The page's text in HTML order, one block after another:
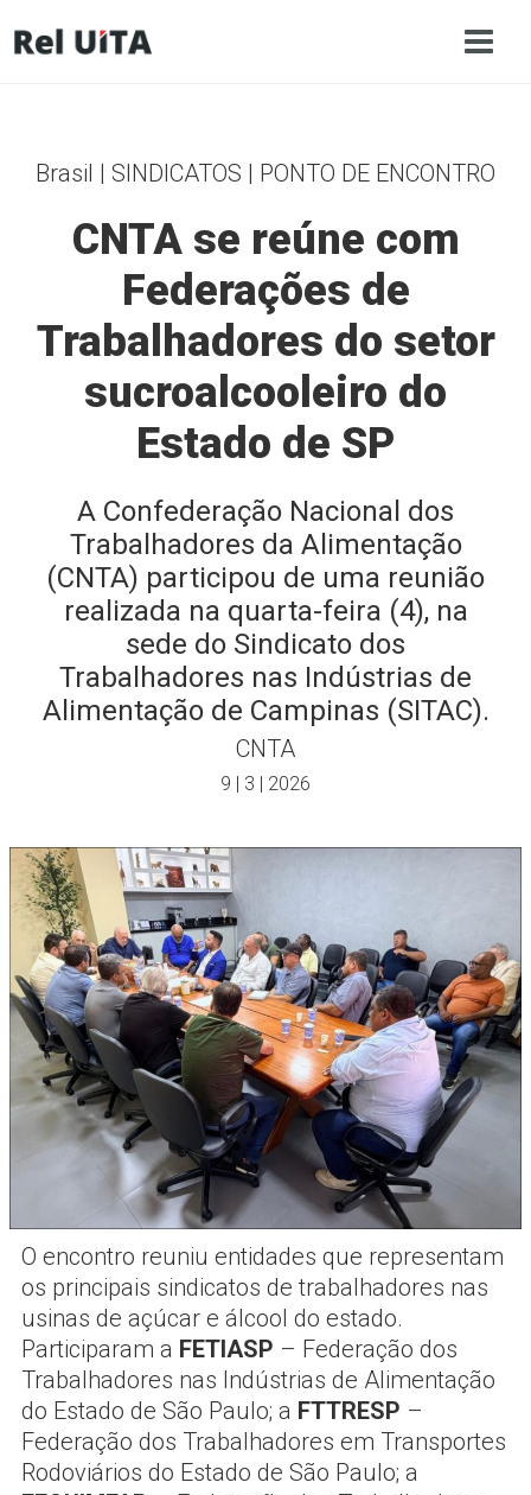
Brasil | SINDICATOS | PONTO DE ENCONTRO
CNTA se reúne com
Federações de
Trabalhadores do setor
sucroalcooleiro do
Estado de SP
A Confederação Nacional dos
Trabalhadores da Alimentação
(CNTA) participou de uma reunião
realizada na quarta-feira (4), na
sede do Sindicato dos
Trabalhadores nas Indústrias de
Alimentação de Campinas (SITAC).
CNTA
9 | 3 | 2026
O encontro reuniu entidades que representam
os principais sindicatos de trabalhadores nas
usinas de açúcar e álcool do estado.
Participaram a FETIASP – Federação dos
Trabalhadores nas Indústrias de Alimentação
do Estado de São Paulo; a FTTRESP –
Federação dos Trabalhadores em Transportes
Rodoviários do Estado de São Paulo; a